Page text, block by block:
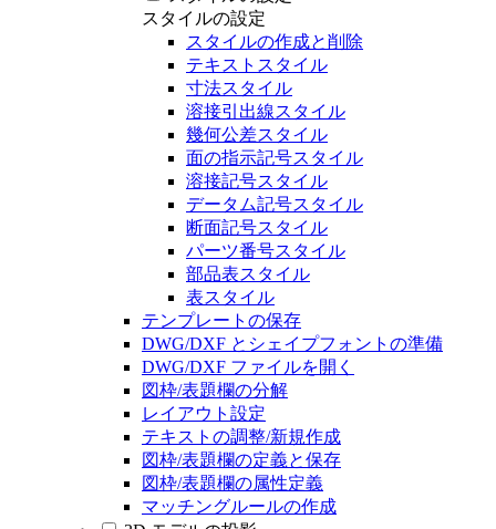
スタイルの設定
スタイルの作成と削除
テキストスタイル
寸法スタイル
溶接引出線スタイル
幾何公差スタイル
面の指示記号スタイル
溶接記号スタイル
データム記号スタイル
断面記号スタイル
パーツ番号スタイル
部品表スタイル
表スタイル
テンプレートの保存
DWG/DXF とシェイプフォントの準備
DWG/DXF ファイルを開く
図枠/表題欄の分解
レイアウト設定
テキストの調整/新規作成
図枠/表題欄の定義と保存
図枠/表題欄の属性定義
マッチングルールの作成